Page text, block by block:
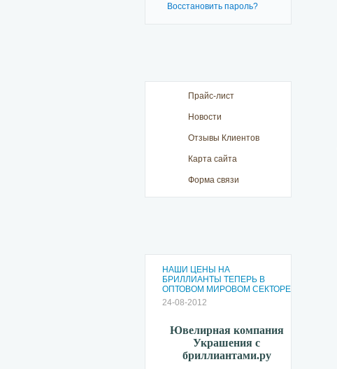
Восстановить пароль?
Прайс-лист
Новости
Отзывы Клиентов
Карта сайта
Форма связи
НАШИ ЦЕНЫ НА
БРИЛЛИАНТЫ ТЕПЕРЬ В
ОПТОВОМ МИРОВОМ СЕКТОРЕ
24-08-2012
Ювелирная компания
Украшения с
бриллиантами.ру